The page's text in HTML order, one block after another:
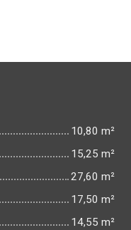
10,80 m²
15,25 m²
27,60 m²
17,50 m²
14,55 m²